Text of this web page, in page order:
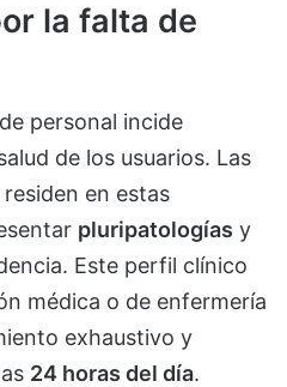
la falta de
personal incide
de los usuarios. Las
en estas
pluripatologías y
Este perfil clínico
médica o de enfermería
exhaustivo y
24 horas del día.